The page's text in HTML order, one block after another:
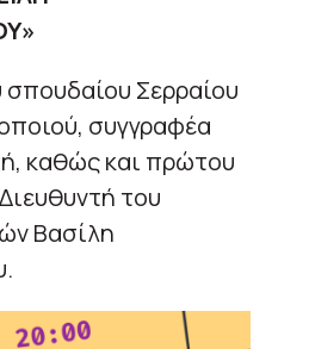
σπουδαίου Σερραίου
συγγραφέα
καθώς και πρώτου
του
Βασίλη